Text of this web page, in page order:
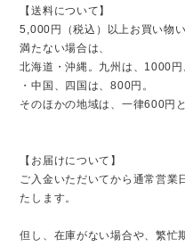
【送料について】
5,000円（税込）以上お買い物
満たない場合は、
北海道・沖縄。九州は、1000円
・中国、四国は、800円。
そのほかの地域は、一律600円
【お届けについて】
ご入金いただいてから通常営業
たします。
但し、在庫がない場合や、繁忙